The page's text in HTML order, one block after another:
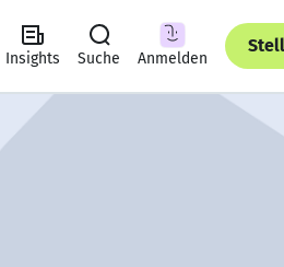
Insights Suche Anmelden